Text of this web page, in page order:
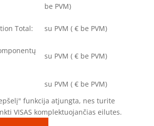
be PVM)
Total: su PVM ( € be PVM)
su PVM ( € be PVM)
su PVM ( € be PVM)
funkcija atjungta, nes turite
VISAS komplektuojančias eilutes.